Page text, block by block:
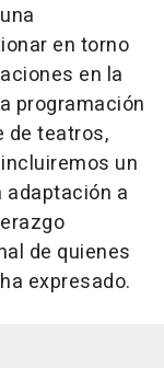
en torno
en la
programación
de teatros,
un
a
de quienes
expresado.